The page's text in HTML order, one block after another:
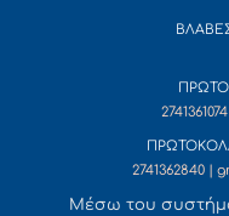
2741362840 |
Mέσω του